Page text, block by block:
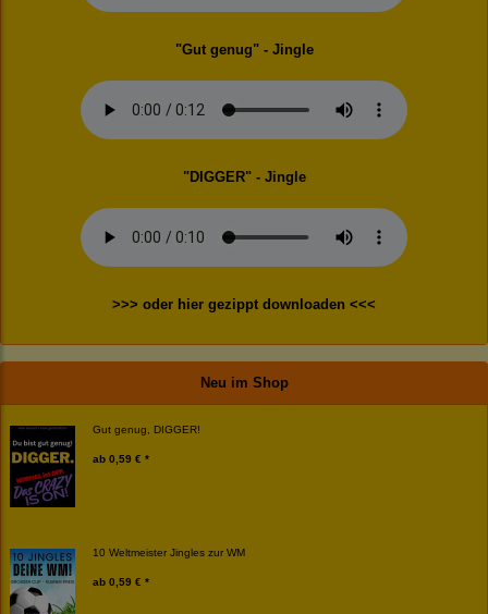
"Gut genug" - Jingle
"DIGGER" - Jingle
>>> oder hier gezippt downloaden <<<
Neu im Shop
Gut genug, DIGGER!
ab 0,59 € *
10 Weltmeister Jingles zur WM
ab 0,59 € *